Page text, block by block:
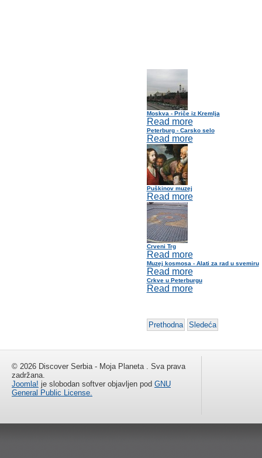
Moskva - Priče iz Kremlja
Read more
Peterburg - Carsko selo
Read more
Puškinov muzej
Read more
Crveni Trg
Read more
Muzej kosmosa - Alati za rad u svemiru
Read more
Crkve u Peterburgu
Read more
Prethodna Sledeća
© 2026 Discover Serbia - Moja Planeta . Sva prava
zadržana.
Joomla! je slobodan softver objavljen pod GNU
General Public License.